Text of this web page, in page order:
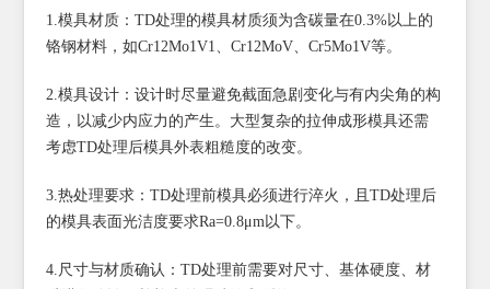
1.模具材质：TD处理的模具材质须为含碳量在0.3%以上的
铬钢材料，如Cr12Mo1V1、Cr12MoV、Cr5Mo1V等。
2.模具设计：设计时尽量避免截面急剧变化与有内尖角的构
造，以减少内应力的产生。大型复杂的拉伸成形模具还需
考虑TD处理后模具外表粗糙度的改变。
3.热处理要求：TD处理前模具必须进行淬火，且TD处理后
的模具表面光洁度要求Ra=0.8μm以下。
4.尺寸与材质确认：TD处理前需要对尺寸、基体硬度、材